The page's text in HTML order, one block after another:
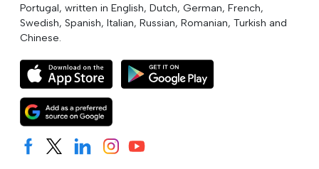
Portugal, written in English, Dutch, German, French,
Swedish, Spanish, Italian, Russian, Romanian, Turkish and
Chinese.